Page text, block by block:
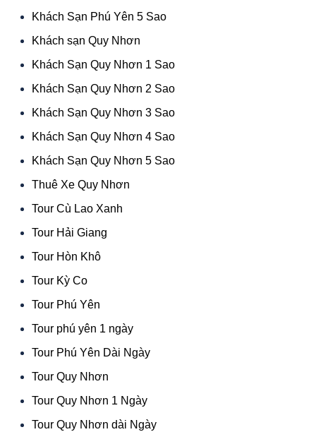
Khách Sạn Phú Yên 5 Sao
Khách sạn Quy Nhơn
Khách Sạn Quy Nhơn 1 Sao
Khách Sạn Quy Nhơn 2 Sao
Khách Sạn Quy Nhơn 3 Sao
Khách Sạn Quy Nhơn 4 Sao
Khách Sạn Quy Nhơn 5 Sao
Thuê Xe Quy Nhơn
Tour Cù Lao Xanh
Tour Hải Giang
Tour Hòn Khô
Tour Kỳ Co
Tour Phú Yên
Tour phú yên 1 ngày
Tour Phú Yên Dài Ngày
Tour Quy Nhơn
Tour Quy Nhơn 1 Ngày
Tour Quy Nhơn dài Ngày